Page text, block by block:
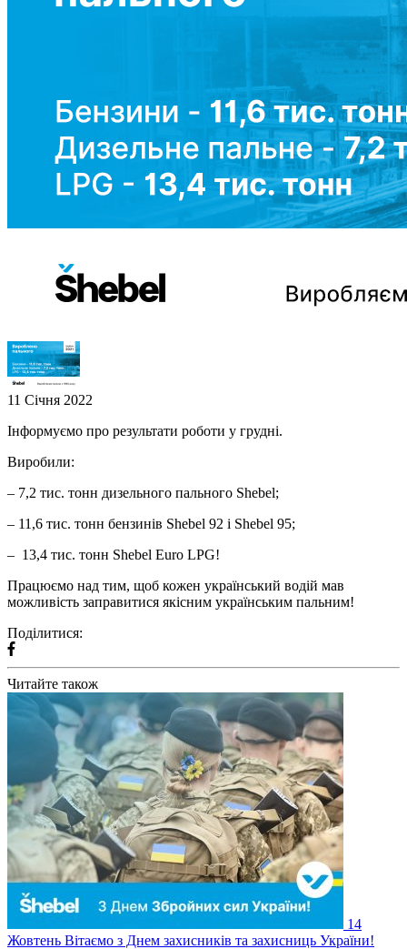
11 Січня 2022
Інформуємо про результати роботи у грудні.
Виробили:
– 7,2 тис. тонн дизельного пального Shebel;
– 11,6 тис. тонн бензинів Shebel 92 і Shebel 95;
– 13,4 тис. тонн Shebel Euro LPG!
Працюємо над тим, щоб кожен український водій мав
можливість заправитися якісним українським пальним!
Поділитися:
Читайте також
14
Жовтень Вітаємо з Днем захисників та захисниць України!